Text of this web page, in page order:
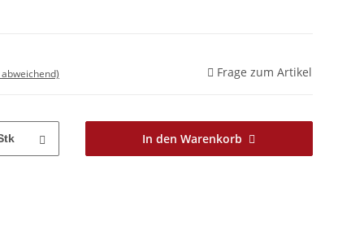
Frage zum Artikel
In den Warenkorb